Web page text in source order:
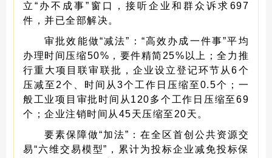
立“办不成事”窗口，接听企业和群众诉求697
件，并已全部解决。
审批效能做“减法”：“高效办成一件事”平均
办理时间压缩50%，要件精简25%以上；全力推
行重大项目联审联批，企业设立登记环节从6个
压减至2个、时间从3个工作日压缩至0.5个；一
般工业项目审批时间从120多个工作日压缩至69
个；企业注销时间从45天压缩至20天。
要素保障做“加法”：在全区首创公共资源交
易“六维交易模型”，累计为投标企业减免投标保